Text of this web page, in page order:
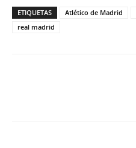
ETIQUETAS Atlético de Madrid
real madrid